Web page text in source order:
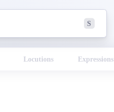
S
Locutions Expressions